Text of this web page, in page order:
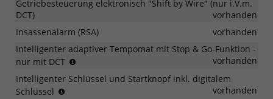
Getriebesteuerung elektronisch "Shift by Wire" (nur i.V.m.
DCT)
vorhanden
Insassenalarm (RSA)
vorhanden
Intelligenter adaptiver Tempomat mit Stop & Go-Funktion -
nur mit DCT
und
vorhanden
Intelligenter Schlüssel und Startknopf inkl. digitalem
Schlüssel
vorhanden